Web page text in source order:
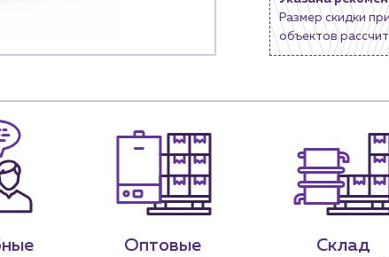
Размер скидки
объектов
Оптовые
Склад